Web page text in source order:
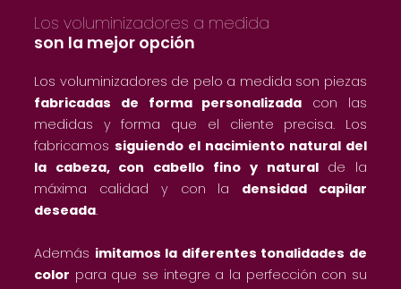
Los voluminizadores a medida
son la mejor opción
Los voluminizadores de pelo a medida son piezas
fabricadas de forma personalizada con las
medidas y forma que el cliente precisa. Los
fabricamos siguiendo el nacimiento natural del
la cabeza, con cabello fino y naturalde la
máxima calidad y con la densidad capilar
deseada.
Además imitamos la diferentes tonalidades de
color para que se integre a la perfección con su